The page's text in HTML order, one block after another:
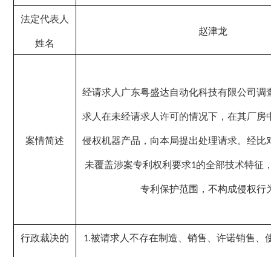
法定代表人
姓名
赵津龙
案情简述
经请求人广东粤盛达自动化科技有限公司调
求人在未经请求人许可的情况下，在其厂房
侵权机器产品， 向本局提出处理请求。 经比
未覆盖涉案专利权利要求1的全部技术特征
专利保护范围，不构成侵权行
行政裁决的 1.被请求人 不存在制造、销售、许诺销售